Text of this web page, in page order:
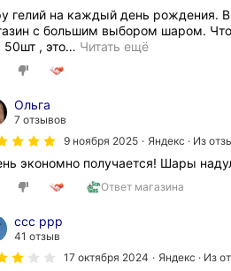
гелий на каждый день рождения.
с большим выбором шаром.
50шт , это… Читать ещё
Ольга
7 отзывов
9 ноября 2025
Яндекс · Из
экономно получается! Шары
Ответ магазина
ссс ррр
41 отзыв
17 октября 2024
Яндекс · Из